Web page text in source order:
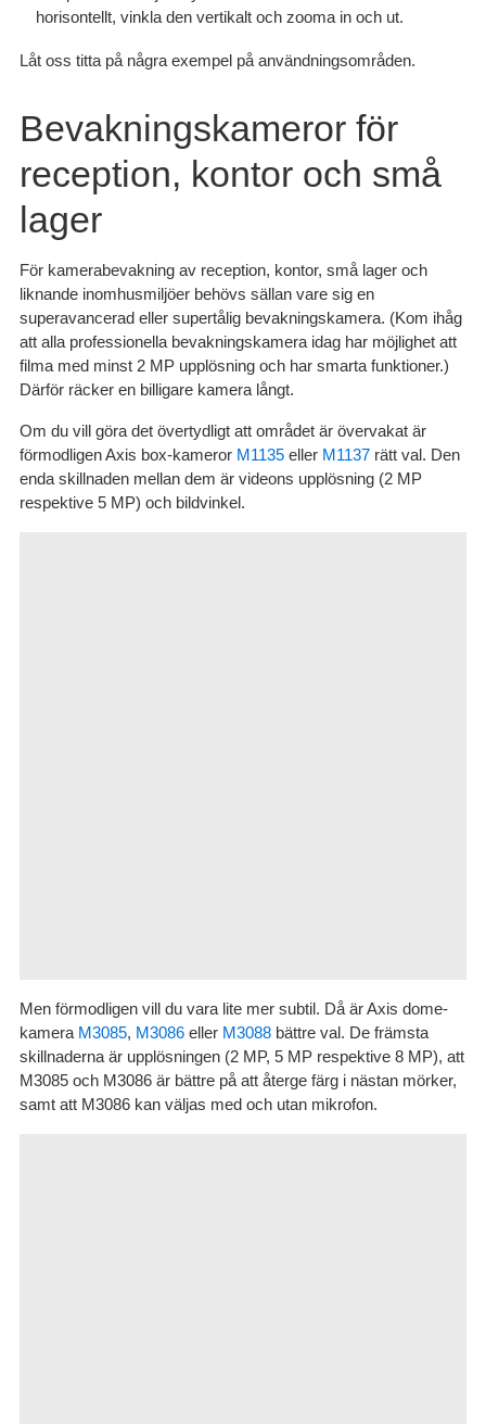
horisontellt, vinkla den vertikalt och zooma in och ut.
Låt oss titta på några exempel på användningsområden.
Bevakningskameror för
reception, kontor och små
lager
För kamerabevakning av reception, kontor, små lager och
liknande inomhusmiljöer behövs sällan vare sig en
superavancerad eller supertålig bevakningskamera. (Kom ihåg
att alla professionella bevakningskamera idag har möjlighet att
filma med minst 2 MP upplösning och har smarta funktioner.)
Därför räcker en billigare kamera långt.
Om du vill göra det övertydligt att området är övervakat är
förmodligen Axis box-kameror M1135eller M1137rätt val. Den
enda skillnaden mellan dem är videons upplösning (2 MP
respektive 5 MP) och bildvinkel.
Men förmodligen vill du vara lite mer subtil. Då är Axis dome-
kamera M3085, M3086eller M3088bättre val. De främsta
skillnaderna är upplösningen (2 MP, 5 MP respektive 8 MP), att
M3085 och M3086 är bättre på att återge färg i nästan mörker,
samt att M3086 kan väljas med och utan mikrofon.